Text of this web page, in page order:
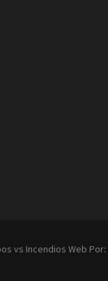
vs Incendios Web Por: